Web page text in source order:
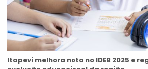
Itapevi melhora nota no IDEB 2025 e